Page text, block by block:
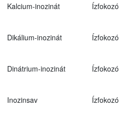
Kalcium-inozinát Ízfokozó
Dikálium-inozinát Ízfokozó
Dinátrium-inozinát Ízfokozó
Inozinsav Ízfokozó